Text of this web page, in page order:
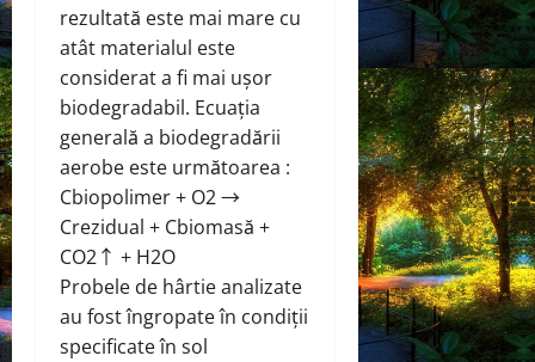
rezultată este mai mare cu
atât materialul este
considerat a fi mai ușor
biodegradabil. Ecuația
generală a biodegradării
aerobe este următoarea :
Cbiopolimer + O2 →
Crezidual + Cbiomasă +
CO2↑ + H2O
Probele de hârtie analizate
au fost îngropate în condiții
specificate în sol